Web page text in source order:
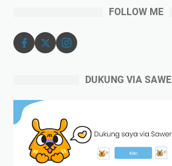
FOLLOW ME
DUKUNG VIA